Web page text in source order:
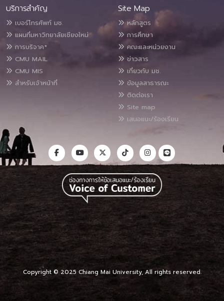
บริการสำคัญ
เบอร์โทรศัพท์ มช.
แผนที่มหาวิทยาลัยเชียงใหม่
การบริจาค*
CMU MAIL
CMU MIS
สำหรับเจ้าหน้าที่
Site Map
หลักสูตร
การศึกษา
คณะและหน่วยงาน
ข่าวสาร
เกี่ยวกับ มช.
ข้อมูลสาธารณะ
ติดต่อเรา
Site map
เสนอแนะ/ร้องเรียน
Copyright © 2025 Chiang Mai University, All rights reserved.